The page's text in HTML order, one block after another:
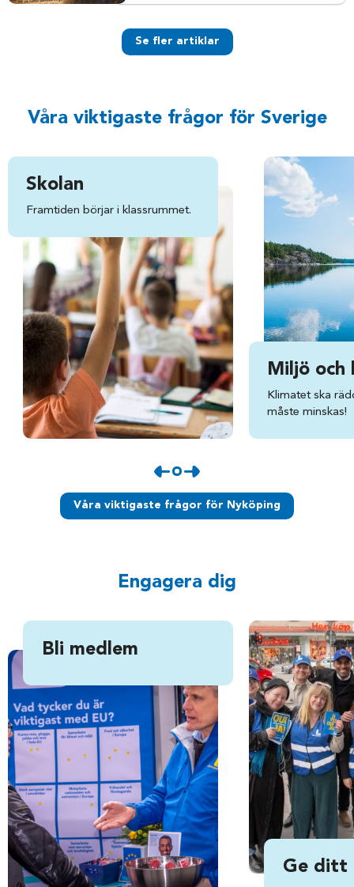
Se fler artiklar
Våra viktigaste frågor för Sverige
Skolan
Framtiden börjar i klassrummet.
Miljö och
Klimatet ska
måste minskas!
Våra viktigaste frågor för Nyköping
Engagera dig
Bli medlem
Ge ditt